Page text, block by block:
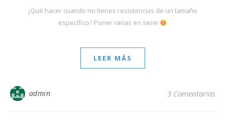
¿Qué hacer cuando no tienes resistencias de un tamaño
específico? Poner varias en serie
LEER MÁS
admin 3 Comentarios